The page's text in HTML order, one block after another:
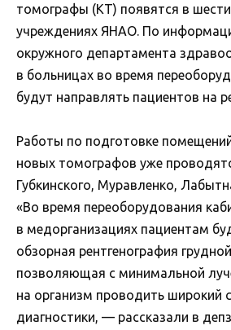
томографы (КТ) появятся в
учреждениях ЯНАО. По
окружного департамента
в больницах во время
будут направлять пациентов на
Работы по подготовке
новых томографов уже
Губкинского, Муравленко,
«Во время переоборудования
в медорганизациях пациентам
обзорная рентгенография
позволяющая с минимальной
на организм проводить широкий
диагностики, — рассказали в